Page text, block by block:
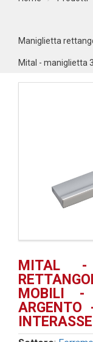
Maniglietta
Mital - maniglietta
MITAL -
MOBILI